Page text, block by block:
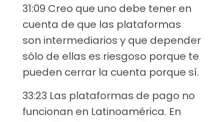
31:09 Creo que uno debe tener en
cuenta de que las plataformas
son intermediarios y que depender
sólo de ellas es riesgoso porque te
pueden cerrar la cuenta porque sí.
33:23 Las plataformas de pago no
funcionan en Latinoamérica. En